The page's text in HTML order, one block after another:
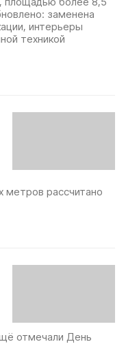
заменена
интерьеры
техникой
метров рассчитано
отмечали День